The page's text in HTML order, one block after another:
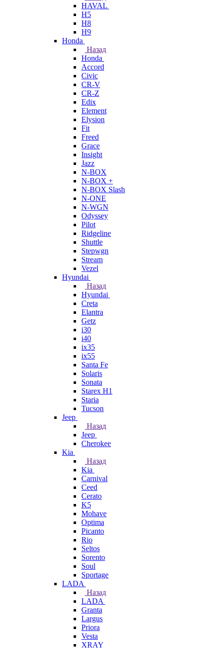
HAVAL
H5
H8
H9
Honda
Назад
Honda
Accord
Civic
CR-V
CR-Z
Edix
Element
Elysion
Fit
Freed
Grace
Insight
Jazz
N-BOX
N-BOX +
N-BOX Slash
N-ONE
N-WGN
Odyssey
Pilot
Ridgeline
Shuttle
Stepwgn
Stream
Vezel
Hyundai
Назад
Hyundai
Creta
Elantra
Getz
i30
i40
ix35
ix55
Santa Fe
Solaris
Sonata
Starex H1
Staria
Tucson
Jeep
Назад
Jeep
Cherokee
Kia
Назад
Kia
Carnival
Ceed
Cerato
K5
Mohave
Optima
Picanto
Rio
Seltos
Sorento
Soul
Sportage
LADA
Назад
LADA
Granta
Largus
Priora
Vesta
XRAY